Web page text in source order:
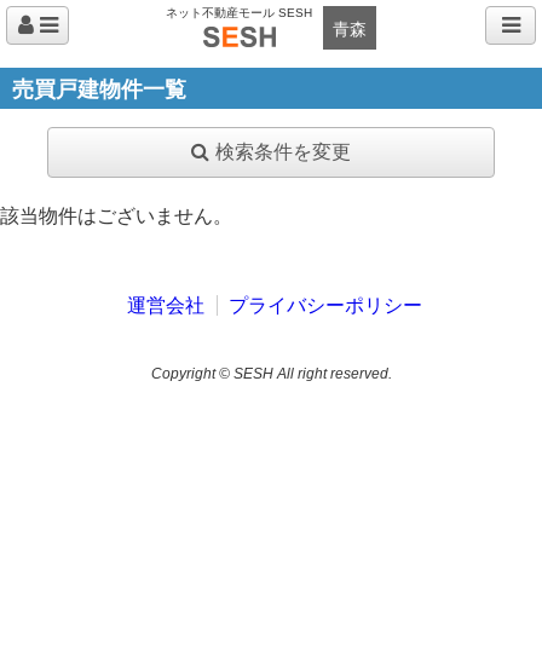
ネット不動産モール SESH
青森
売買戸建物件一覧
検索条件を変更
該当物件はございません。
運営会社 プライバシーポリシー
Copyright © SESH All right reserved.